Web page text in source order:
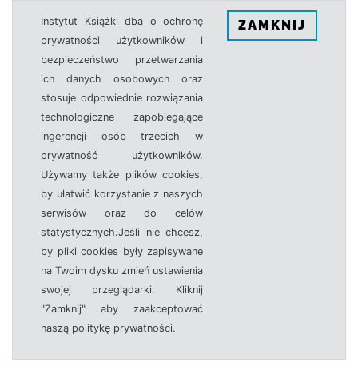
Instytut Książki dba o ochronę
prywatności użytkowników i
bezpieczeństwo przetwarzania
ich danych osobowych oraz
stosuje odpowiednie rozwiązania
technologiczne zapobiegające
ingerencji osób trzecich w
prywatność użytkowników.
Używamy także plików cookies,
by ułatwić korzystanie z naszych
serwisów oraz do celów
statystycznych.Jeśli nie chcesz,
by pliki cookies były zapisywane
na Twoim dysku zmień ustawienia
swojej przeglądarki. Kliknij
"Zamknij" aby zaakceptować
naszą politykę prywatności.
ZAMKNIJ